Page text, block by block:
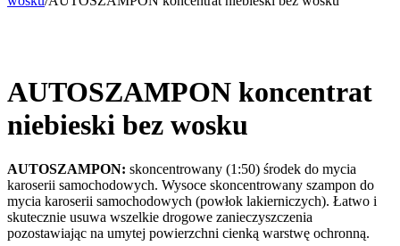
AUTOSZAMPON koncentrat
niebieski bez wosku
AUTOSZAMPON: skoncentrowany (1:50) środek do mycia
karoserii samochodowych. Wysoce skoncentrowany szampon do
mycia karoserii samochodowych (powłok lakierniczych). Łatwo i
skutecznie usuwa wszelkie drogowe zanieczyszczenia
pozostawiając na umytej powierzchni cienką warstwę ochronną.